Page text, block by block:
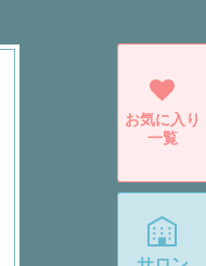
お気に入り
一覧